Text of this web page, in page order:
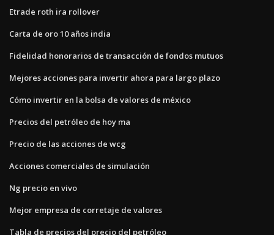
Etrade roth ira rollover
Carta de oro 10 años india
Fidelidad honorarios de transacción de fondos mutuos
Mejores acciones para invertir ahora para largo plazo
Cómo invertir en la bolsa de valores de méxico
Precios del petróleo de hoy ma
Precio de las acciones de wcg
Acciones comerciales de simulación
Ng precio en vivo
Mejor empresa de corretaje de valores
Tabla de precios del precio del petróleo